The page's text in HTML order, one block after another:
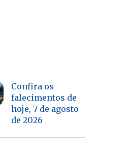
Confira os
falecimentos de
hoje, 7 de agosto
de 2026